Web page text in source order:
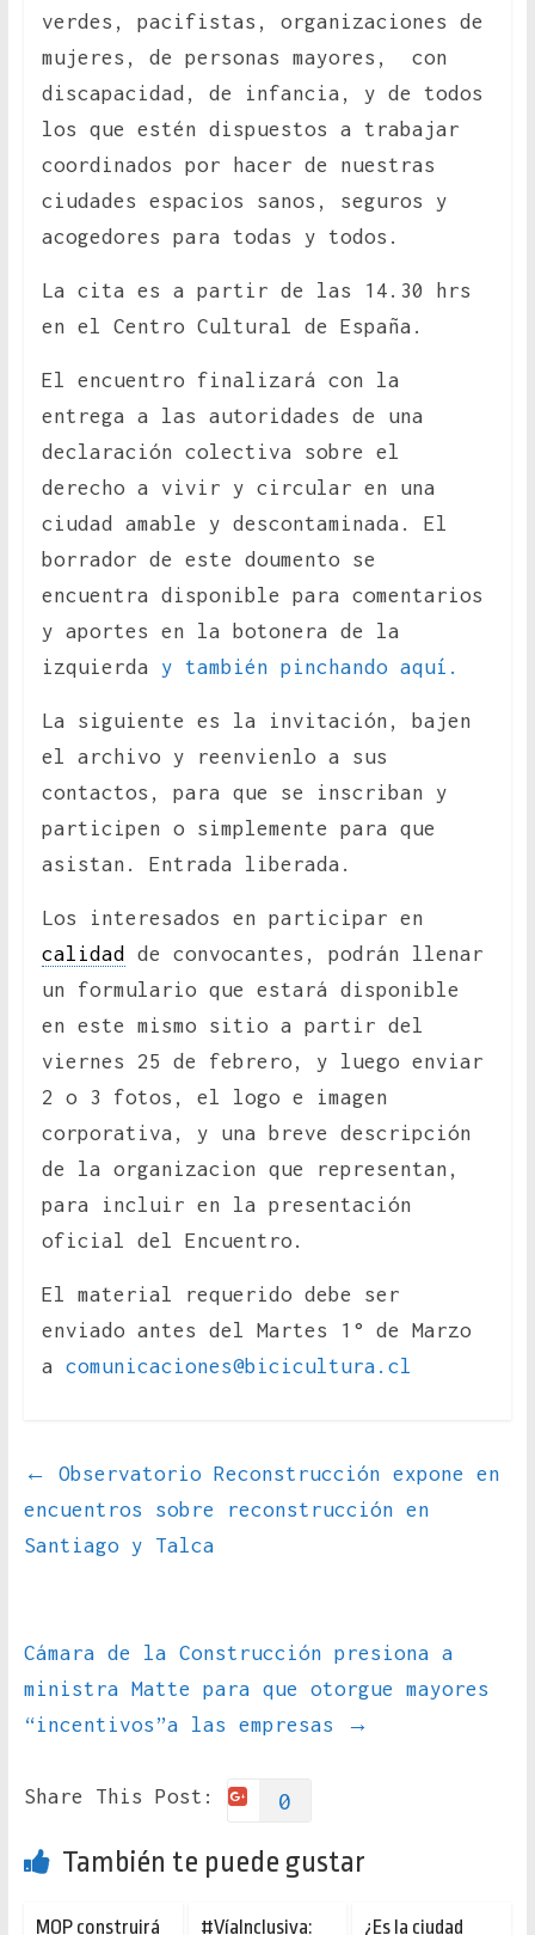
verdes, pacifistas, organizaciones de
mujeres, de personas mayores, con
discapacidad, de infancia, y de todos
los que estén dispuestos a trabajar
coordinados por hacer de nuestras
ciudades espacios sanos, seguros y
acogedores para todas y todos.
La cita es a partir de las 14.30 hrs
en el Centro Cultural de España.
El encuentro finalizará con la
entrega a las autoridades de una
declaración colectiva sobre el
derecho a vivir y circular en una
ciudad amable y descontaminada. El
borrador de este doumento se
encuentra disponible para comentarios
y aportes en la botonera de la
izquierda y también pinchando aquí.
La siguiente es la invitación, bajen
el archivo y reenvienlo a sus
contactos, para que se inscriban y
participen o simplemente para que
asistan. Entrada liberada.
Los interesados en participar en
calidad
de convocantes, podrán llenar
un formulario que estará disponible
en este mismo sitio a partir del
viernes 25 de febrero, y luego enviar
2 o 3 fotos, el logo e imagen
corporativa, y una breve descripción
de la organizacion que representan,
para incluir en la presentación
oficial del Encuentro.
El material requerido debe ser
enviado antes del Martes 1° de Marzo
a comunicaciones@bicicultura.cl
←
Observatorio Reconstrucción expone en
encuentros sobre reconstrucción en
Santiago y Talca
Cámara de la Construcción presiona a
ministra Matte para que otorgue mayores
“incentivos”a las empresas
→
Share This Post: 0
También te puede gustar
MOP construirá #VíaInclusiva: ¿Es la ciudad